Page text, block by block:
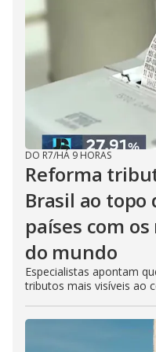
DO R7/HÁ 9 HORAS
Reforma
Brasil ao
países com
do mundo
Especialistas apontam
tributos mais visíveis ao